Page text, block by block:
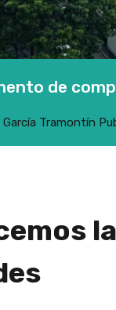
de
García Tramontín